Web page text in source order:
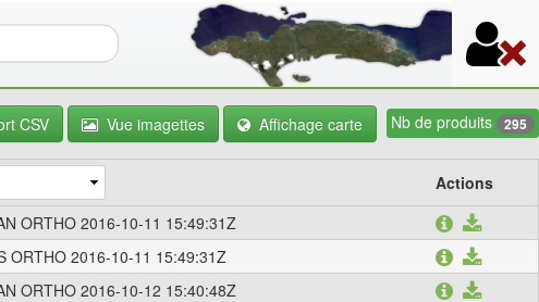
de recherche
CSV Vue imagettes Affichage carte Nb de produits 295
Actions
ORTHO 2016-10-11 15:49:31Z
ORTHO 2016-10-11 15:49:31Z
ORTHO 2016-10-12 15:40:48Z